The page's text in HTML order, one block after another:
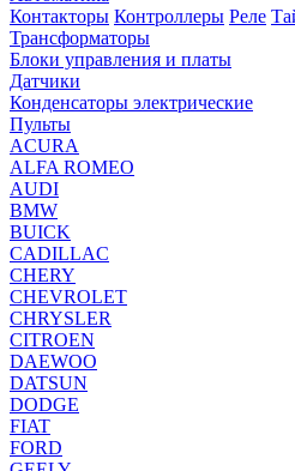
Контакторы Контроллеры Реле
Трансформаторы
Блоки управления и платы
Датчики
Конденсаторы электрические
Пульты
ACURA
ALFA ROMEO
AUDI
BMW
BUICK
CADILLAC
CHERY
CHEVROLET
CHRYSLER
CITROEN
DAEWOO
DATSUN
DODGE
FIAT
FORD